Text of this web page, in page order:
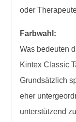
oder
Farbwahl:
Was bedeuten
Kintex Classic
Grundsätzlich
eher
unterstützend